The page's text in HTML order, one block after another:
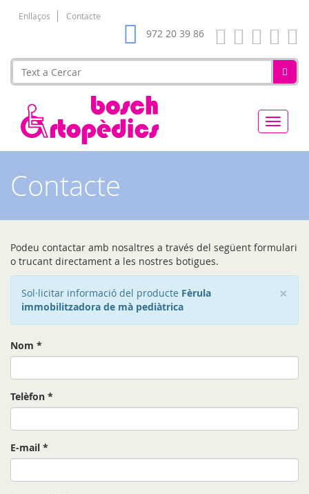
Enllaços Contacte
972 20 39 86
Bosch
Contacte
Podeu contactar amb nosaltres a través del següent formulari
o trucant directament a les nostres botigues.
×
Sol·licitar informació del producte Fèrula
immobilitzadora de mà pediàtrica
Nom *
Telèfon *
E-mail *